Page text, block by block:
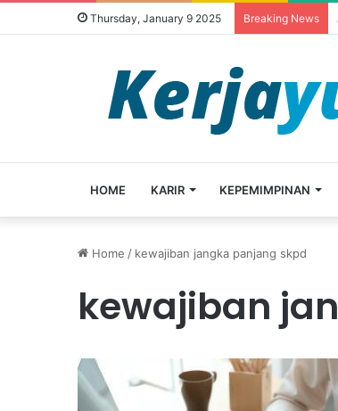
Thursday, January 9 2025 Breaking News
HOME KARIR KEPEMIMPINAN
Home / kewajiban jangka panjang skpd
kewajiban